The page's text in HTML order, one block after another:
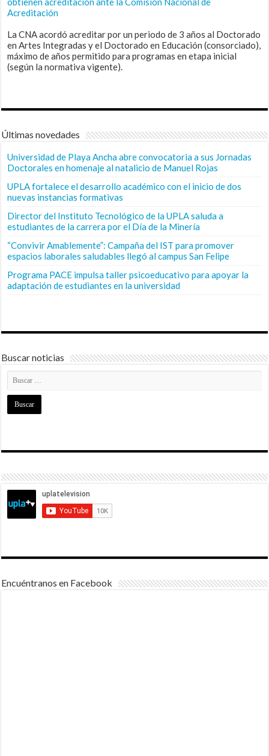
Acreditación
La CNA acordó acreditar por un periodo de 3 años al Doctorado
en Artes Integradas y el Doctorado en Educación (consorciado),
máximo de años permitido para programas en etapa inicial
(según la normativa vigente).
Últimas novedades
Universidad de Playa Ancha abre convocatoria a sus Jornadas
Doctorales en homenaje al natalicio de Manuel Rojas
UPLA fortalece el desarrollo académico con el inicio de dos
nuevas instancias formativas
Director del Instituto Tecnológico de la UPLA saluda a
estudiantes de la carrera por el Día de la Minería
“Convivir Amablemente”: Campaña del IST para promover
espacios laborales saludables llegó al campus San Felipe
Programa PACE impulsa taller psicoeducativo para apoyar la
adaptación de estudiantes en la universidad
Buscar noticias
Encuéntranos en Facebook